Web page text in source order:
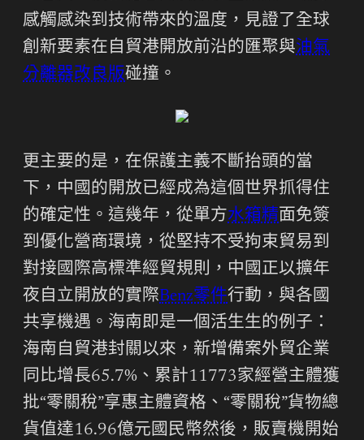
感觸感染到技術帶來的溫度，見證了全球
創新要素在自貿港開放前沿的匯聚與油氣
分離器改良版碰撞。
更主要的是，在保護主義不斷抬頭的當
下，中國的開放已經成為這個世界抓得住
的確定性。這幾年，從單方水箱精面免簽
到優化營商環境，從堅持不受拘束貿易到
對接國際高標準經貿規則，中國正以擴年
夜自立開放的實際Benz零件行動，與各國
共享機遇。海南即是一個活生生的例子：
海南自貿港封關以來，新增備案外貿企業
同比增長65.7%、累計11773家經營主體獲
批“零關稅”享惠主體資格、“零關稅”貨物總
貨值達16.96億元國民幣然後，販賣機開始